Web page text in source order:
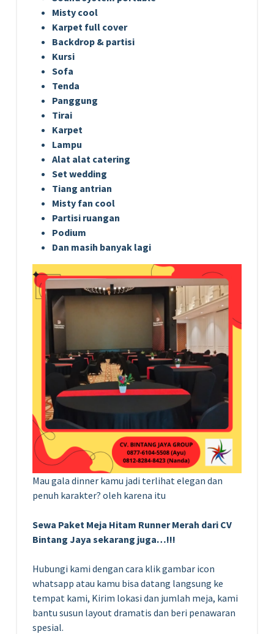
Misty cool
Karpet full cover
Backdrop & partisi
Kursi
Sofa
Tenda
Panggung
Tirai
Karpet
Lampu
Alat alat catering
Set wedding
Tiang antrian
Misty fan cool
Partisi ruangan
Podium
Dan masih banyak lagi
Mau gala dinner kamu jadi terlihat elegan dan
penuh karakter? oleh karena itu
Sewa Paket Meja Hitam Runner Merah dari CV
Bintang Jaya sekarang juga…!!!
Hubungi kami dengan cara klik gambar icon
whatsapp atau kamu bisa datang langsung ke
tempat kami, Kirim lokasi dan jumlah meja, kami
bantu susun layout dramatis dan beri penawaran
spesial.